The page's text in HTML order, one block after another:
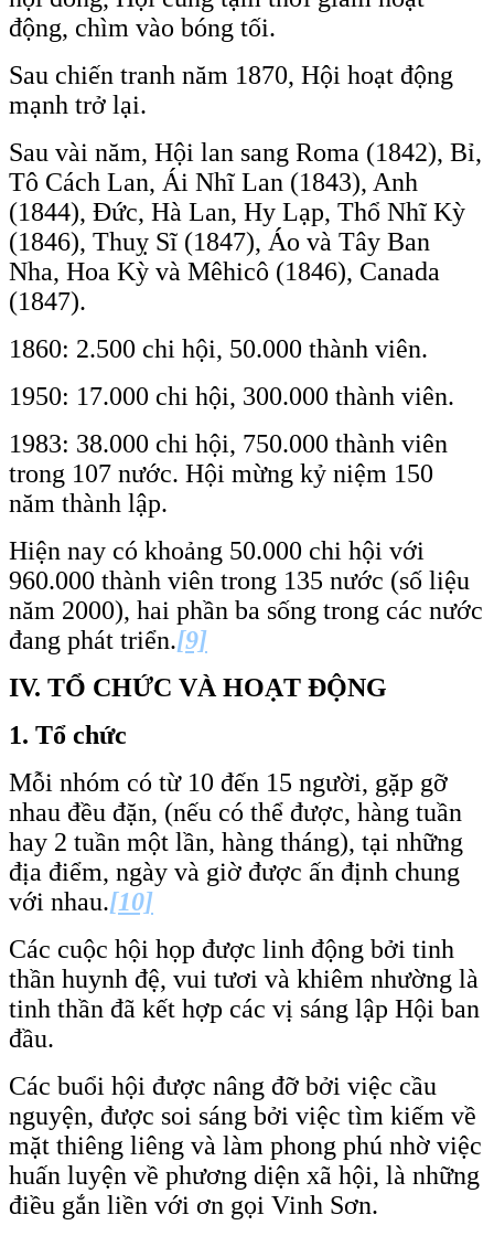
động, chìm vào bóng tối.
Sau chiến tranh năm 1870, Hội hoạt động
mạnh trở lại.
Sau vài năm, Hội lan sang Roma (1842), Bỉ,
Tô Cách Lan, Ái Nhĩ Lan (1843), Anh
(1844), Đức, Hà Lan, Hy Lạp, Thổ Nhĩ Kỳ
(1846), Thuỵ Sĩ (1847), Áo và Tây Ban
Nha, Hoa Kỳ và Mêhicô (1846), Canada
(1847).
1860: 2.500 chi hội, 50.000 thành viên.
1950: 17.000 chi hội, 300.000 thành viên.
1983: 38.000 chi hội, 750.000 thành viên
trong 107 nước. Hội mừng kỷ niệm 150
năm thành lập.
Hiện nay có khoảng 50.000 chi hội với
960.000 thành viên trong 135 nước (số liệu
năm 2000), hai phần ba sống trong các nước
đang phát triển.[9]
IV. TỔ CHỨC VÀ HOẠT ĐỘNG
1. Tổ chức
Mỗi nhóm có từ 10 đến 15 người, gặp gỡ
nhau đều đặn, (nếu có thể được, hàng tuần
hay 2 tuần một lần, hàng tháng), tại những
địa điểm, ngày và giờ được ấn định chung
với nhau.[10]
Các cuộc hội họp được linh động bởi tinh
thần huynh đệ, vui tươi và khiêm nhường là
tinh thần đã kết hợp các vị sáng lập Hội ban
đầu.
Các buổi hội được nâng đỡ bởi việc cầu
nguyện, được soi sáng bởi việc tìm kiếm về
mặt thiêng liêng và làm phong phú nhờ việc
huấn luyện về phương diện xã hội, là những
điều gắn liền với ơn gọi Vinh Sơn.